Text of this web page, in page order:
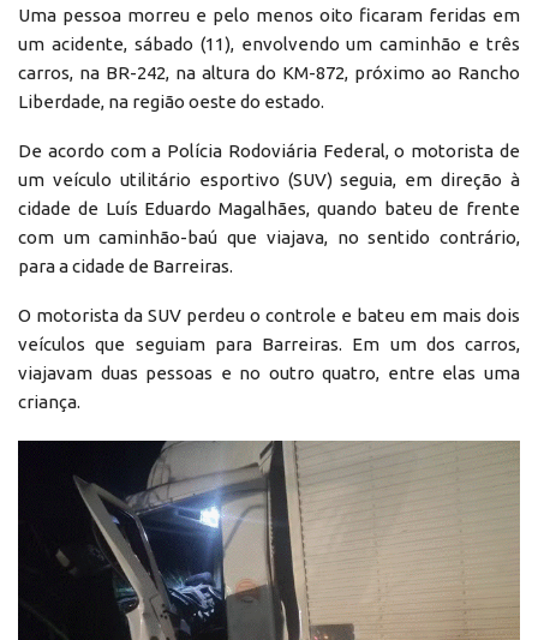
Uma pessoa morreu e pelo menos oito ficaram feridas em
um acidente, sábado (11), envolvendo um caminhão e três
carros, na BR-242, na altura do KM-872, próximo ao Rancho
Liberdade, na região oeste do estado.
De acordo com a Polícia Rodoviária Federal, o motorista de
um veículo utilitário esportivo (SUV) seguia, em direção à
cidade de Luís Eduardo Magalhães, quando bateu de frente
com um caminhão-baú que viajava, no sentido contrário,
para a cidade de Barreiras.
O motorista da SUV perdeu o controle e bateu em mais dois
veículos que seguiam para Barreiras. Em um dos carros,
viajavam duas pessoas e no outro quatro, entre elas uma
criança.